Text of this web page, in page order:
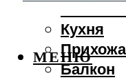
Кухня
Балкон
МЕНЮ